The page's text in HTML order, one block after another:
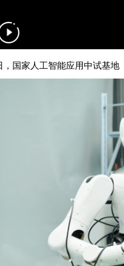
家人工智能应用中试基地（